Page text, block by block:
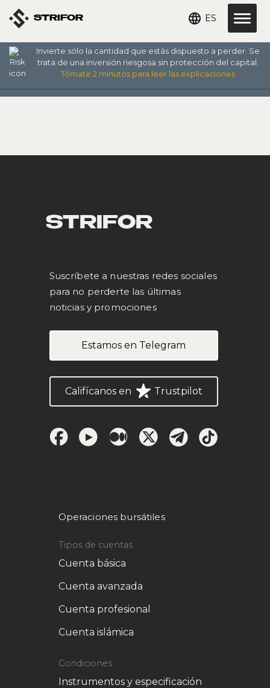
STRIFOR ES
Invierte sólo la cantidad que estás dispuesto a perder. Se
trata de una inversión riesgosa sin protección del capital.
Tómate 2 minutos para leer las explicaciones
Archive Promotions
STRIFOR
Suscríbete a nuestras redes sociales
para no perderte las últimas
noticias y promociones
Estamos en Telegram
Califícanos en Trustpilot
Operaciones bursátiles
Tipos de cuentas
Cuenta básica
Cuenta avanzada
Cuenta profesional
Cuenta islámica
Condiciones
Instrumentos y especificación